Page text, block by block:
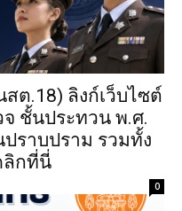
ต.18) ลิงก์เว็บไซต์
ชั้นประทวน พ.ศ.
ราบปราม รวมทั้ง
ลิกที่นี่
0